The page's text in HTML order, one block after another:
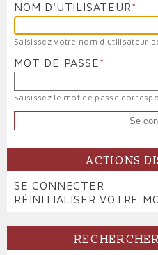
NOM D'UTILISATEUR
Saisissez votre nom d'utilisateur
MOT DE PASSE
Saisissez le mot de passe
ACTIONS
PRIMARY
TABS
SE CONNECTER
ACTIF)
RÉINITIALISER VOTRE